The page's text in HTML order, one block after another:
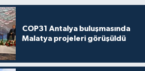
COP31 Antalya buluşmasında
Malatya projeleri görüşüldü